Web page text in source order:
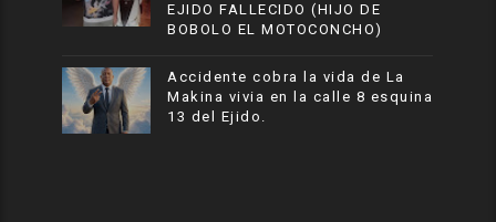
EJIDO FALLECIDO (HIJO DE
BOBOLO EL MOTOCONCHO)
Accidente cobra la vida de La
Makina vivia en la calle 8 esquina
13 del Ejido.